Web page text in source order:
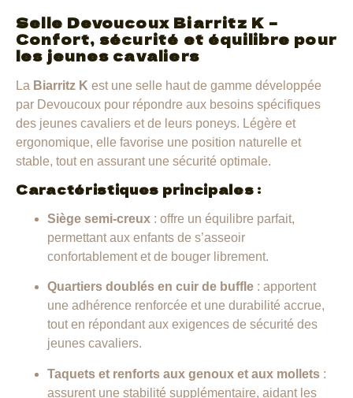
Selle Devoucoux Biarritz K –
Confort, sécurité et équilibre pour
les jeunes cavaliers
La Biarritz K est une selle haut de gamme développée
par Devoucoux pour répondre aux besoins spécifiques
des jeunes cavaliers et de leurs poneys. Légère et
ergonomique, elle favorise une position naturelle et
stable, tout en assurant une sécurité optimale.
Caractéristiques principales :
Siège semi-creux : offre un équilibre parfait,
permettant aux enfants de s’asseoir
confortablement et de bouger librement.
Quartiers doublés en cuir de buffle : apportent
une adhérence renforcée et une durabilité accrue,
tout en répondant aux exigences de sécurité des
jeunes cavaliers.
Taquets et renforts aux genoux et aux mollets :
assurent une stabilité supplémentaire, aidant les